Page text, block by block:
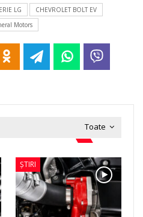
LG
CHEVROLET BOLT EV
Motors
Toate
ȘTIRI